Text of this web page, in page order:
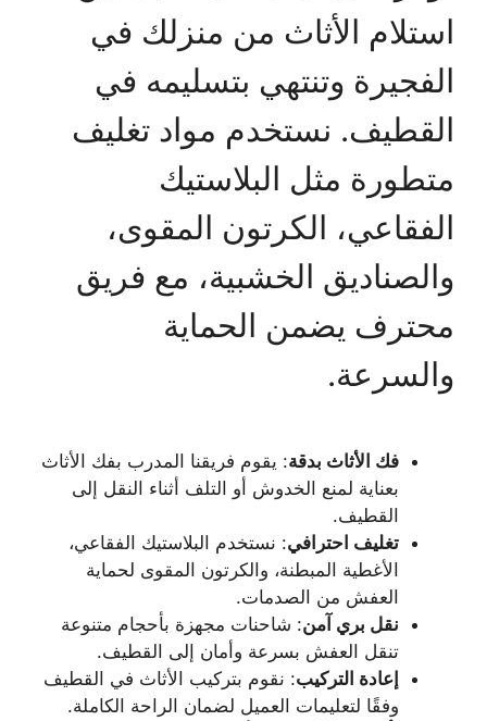
استلام الأثاث من منزلك في
الفجيرة وتنتهي بتسليمه في
القطيف. نستخدم مواد تغليف
متطورة مثل البلاستيك
الفقاعي، الكرتون المقوى،
والصناديق الخشبية، مع فريق
محترف يضمن الحماية
والسرعة.
فك الأثاث بدقة: يقوم فريقنا المدرب بفك الأثاث
بعناية لمنع الخدوش أو التلف أثناء النقل إلى
القطيف.
تغليف احترافي: نستخدم البلاستيك الفقاعي،
الأغطية المبطنة، والكرتون المقوى لحماية
العفش من الصدمات.
نقل بري آمن: شاحنات مجهزة بأحجام متنوعة
تنقل العفش بسرعة وأمان إلى القطيف.
إعادة التركيب: نقوم بتركيب الأثاث في القطيف
وفقًا لتعليمات العميل لضمان الراحة الكاملة.